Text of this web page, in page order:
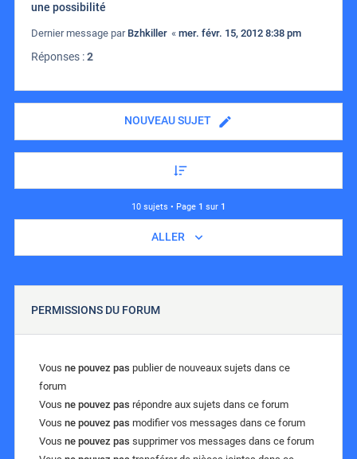
une possibilité
Dernier message par Bzhkiller « mer. févr. 15, 2012 8:38 pm
Réponses :2
NOUVEAU SUJET
10 sujets • Page 1 sur 1
ALLER
PERMISSIONS DU FORUM
Vous ne pouvez pas publier de nouveaux sujets dans ce
forum
Vous ne pouvez pas répondre aux sujets dans ce forum
Vous ne pouvez pas modifier vos messages dans ce forum
Vous ne pouvez pas supprimer vos messages dans ce forum